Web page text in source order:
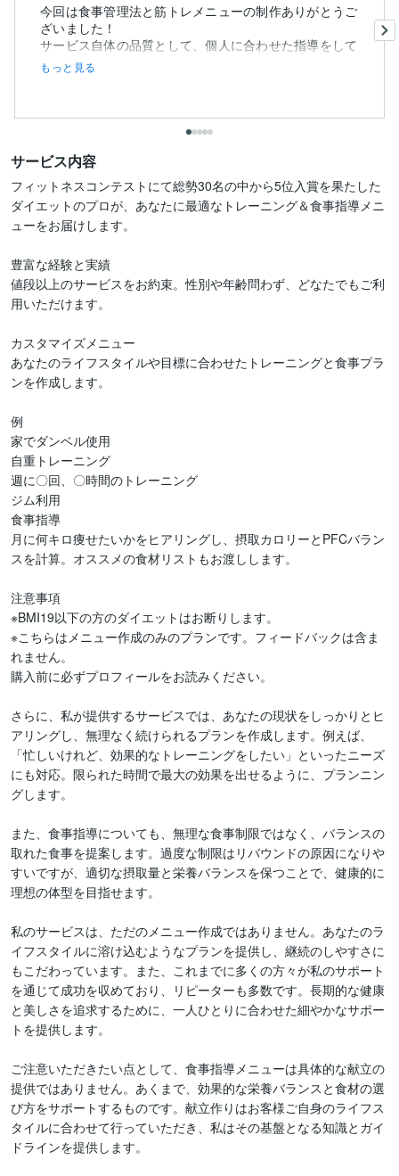
今回は食事管理法と筋トレメニューの制作ありがとうご
ざいました！
サービス自体の品質として、個人に合わせた指導をして
いただ...
もっと見る
サービス内容
フィットネスコンテストにて総勢30名の中から5位入賞を果たした
ダイエットのプロが、あなたに最適なトレーニング＆食事指導メニ
ューをお届けします。
豊富な経験と実績
値段以上のサービスをお約束。性別や年齢問わず、どなたでもご利
用いただけます。
カスタマイズメニュー
あなたのライフスタイルや目標に合わせたトレーニングと食事プラ
ンを作成します。
例
家でダンベル使用
自重トレーニング
週に〇回、〇時間のトレーニング
ジム利用
食事指導
月に何キロ痩せたいかをヒアリングし、摂取カロリーとPFCバラン
スを計算。オススメの食材リストもお渡しします。
注意事項
※BMI19以下の方のダイエットはお断りします。
※こちらはメニュー作成のみのプランです。フィードバックは含ま
れません。
購入前に必ずプロフィールをお読みください。
さらに、私が提供するサービスでは、あなたの現状をしっかりとヒ
アリングし、無理なく続けられるプランを作成します。例えば、
「忙しいけれど、効果的なトレーニングをしたい」といったニーズ
にも対応。限られた時間で最大の効果を出せるように、プランニン
グします。
また、食事指導についても、無理な食事制限ではなく、バランスの
取れた食事を提案します。過度な制限はリバウンドの原因になりや
すいですが、適切な摂取量と栄養バランスを保つことで、健康的に
理想の体型を目指せます。
私のサービスは、ただのメニュー作成ではありません。あなたのラ
イフスタイルに溶け込むようなプランを提供し、継続のしやすさに
もこだわっています。また、これまでに多くの方々が私のサポート
を通じて成功を収めており、リピーターも多数です。長期的な健康
と美しさを追求するために、一人ひとりに合わせた細やかなサポー
トを提供します。
ご注意いただきたい点として、食事指導メニューは具体的な献立の
提供ではありません。あくまで、効果的な栄養バランスと食材の選
び方をサポートするものです。献立作りはお客様ご自身のライフス
タイルに合わせて行っていただき、私はその基盤となる知識とガイ
ドラインを提供します。